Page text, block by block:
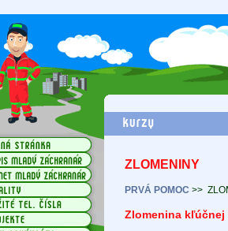
ZLOMENINY
PRVÁ POMOC >>
Zlomenina kľúčnej